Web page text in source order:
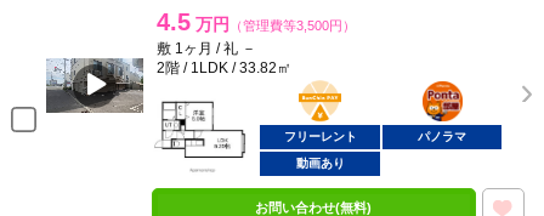
4.5 万円 （管理費等3,500円）
敷 1ヶ月 / 礼 －
2階 / 1LDK / 33.82㎡
BunChinPAY
ポンタ
部屋
フリーレント
パノラマ
動画あり
お問い合わせ(無料)